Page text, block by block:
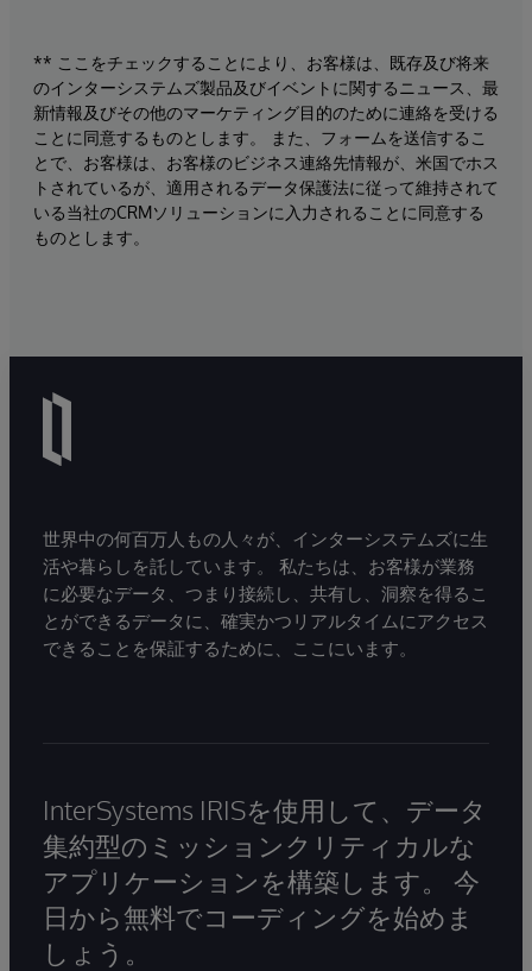
** ここをチェックすることにより、お客様は、既存及び将来
のインターシステムズ製品及びイベントに関するニュース、最
新情報及びその他のマーケティング目的のために連絡を受ける
ことに同意するものとします。 また、フォームを送信するこ
とで、お客様は、お客様のビジネス連絡先情報が、米国でホス
トされているが、適用されるデータ保護法に従って維持されて
いる当社のCRMソリューションに入力されることに同意する
ものとします。
世界中の何百万人もの人々が、インターシステムズに生
活や暮らしを託しています。 私たちは、お客様が業務
に必要なデータ、つまり接続し、共有し、洞察を得るこ
とができるデータに、確実かつリアルタイムにアクセス
できることを保証するために、ここにいます。
InterSystems IRISを使用して、データ
集約型のミッションクリティカルな
アプリケーションを構築します。 今
日から無料でコーディングを始めま
しょう。